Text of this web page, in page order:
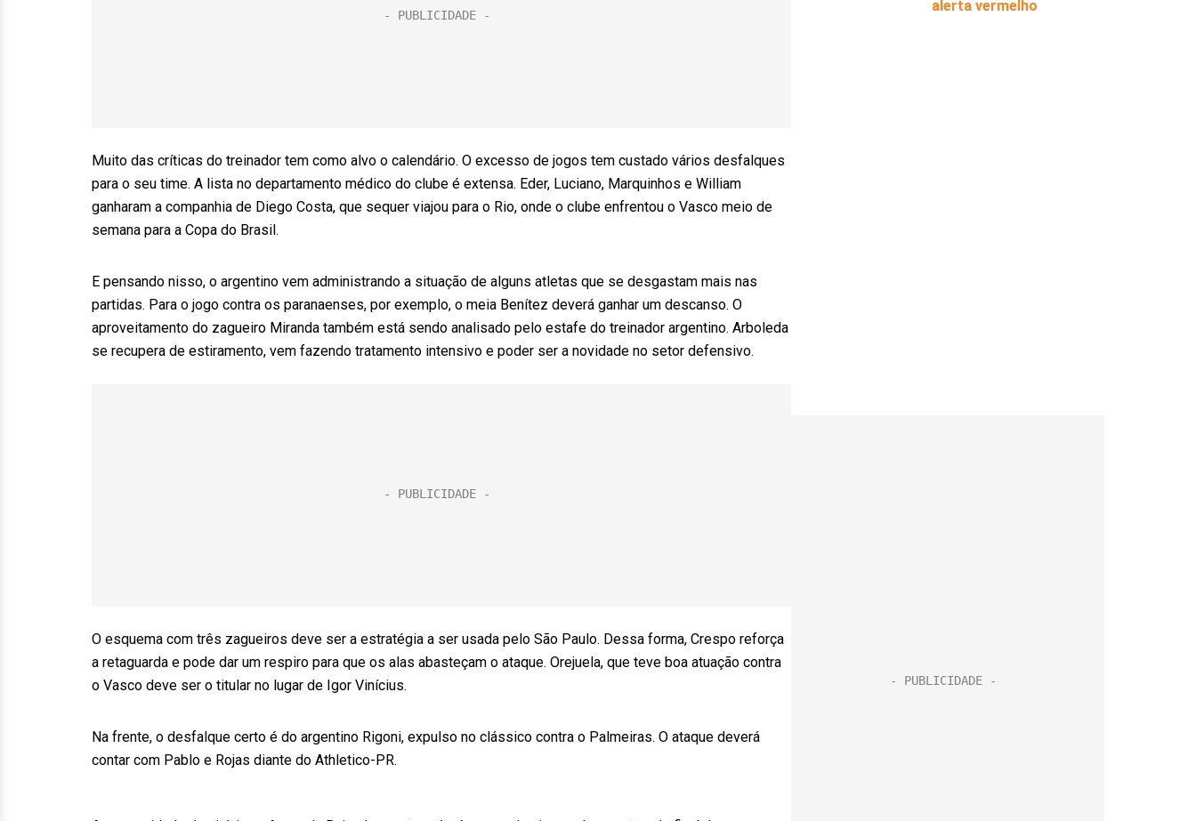
Muito das críticas do treinador tem como alvo o calendário. O excesso de jogos tem custado vários desfalques
para o seu time. A lista no departamento médico do clube é extensa. Eder, Luciano, Marquinhos e William
ganharam a companhia de Diego Costa, que sequer viajou para o Rio, onde o clube enfrentou o Vasco meio de
semana para a Copa do Brasil.
E pensando nisso, o argentino vem administrando a situação de alguns atletas que se desgastam mais nas
partidas. Para o jogo contra os paranaenses, por exemplo, o meia Benítez deverá ganhar um descanso. O
aproveitamento do zagueiro Miranda também está sendo analisado pelo estafe do treinador argentino. Arboleda
se recupera de estiramento, vem fazendo tratamento intensivo e poder ser a novidade no setor defensivo.
O esquema com três zagueiros deve ser a estratégia a ser usada pelo São Paulo. Dessa forma, Crespo reforça
a retaguarda e pode dar um respiro para que os alas abasteçam o ataque. Orejuela, que teve boa atuação contra
o Vasco deve ser o titular no lugar de Igor Vinícius.
Na frente, o desfalque certo é do argentino Rigoni, expulso no clássico contra o Palmeiras. O ataque deverá
contar com Pablo e Rojas diante do Athletico-PR.